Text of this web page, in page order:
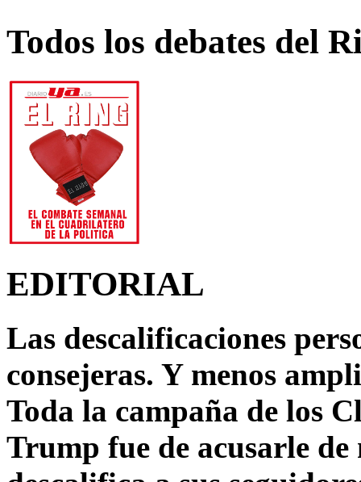
Todos los debates del
EDITORIAL
Las descalificaciones
consejeras. Y menos
Toda la campaña de los
Trump fue de acusarle